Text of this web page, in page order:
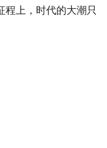
程上，时代的大潮只